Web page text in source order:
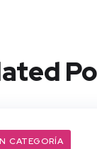
CATEGORÍA